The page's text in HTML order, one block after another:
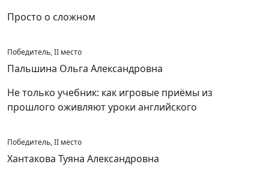
Просто о сложном
Победитель, II место
Пальшина Ольга Александровна
Не только учебник: как игровые приёмы из
прошлого оживляют уроки английского
Победитель, II место
Хантакова Туяна Александровна